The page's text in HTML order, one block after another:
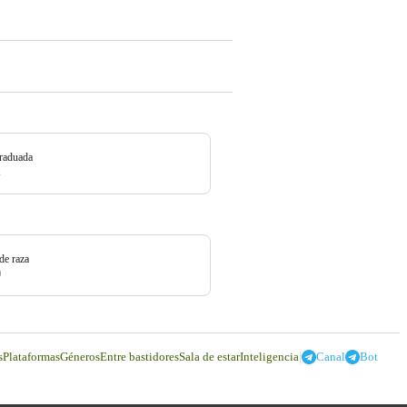
raza
PlataformasGénerosEntre bastidoresSala de estarInteligencia| Canal Bot